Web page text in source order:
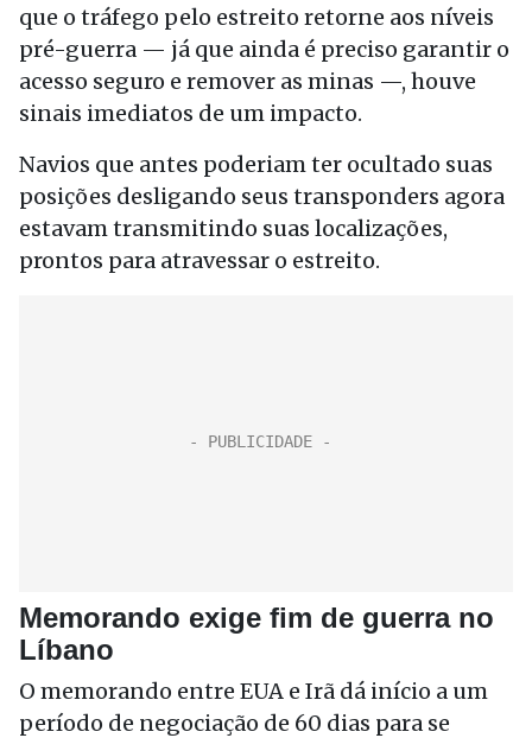
que o tráfego pelo estreito retorne aos níveis
pré-guerra — já que ainda é preciso garantir o
acesso seguro e remover as minas —, houve
sinais imediatos de um impacto.
Navios que antes poderiam ter ocultado suas
posições desligando seus transponders agora
estavam transmitindo suas localizações,
prontos para atravessar o estreito.
Memorando exige fim de guerra no
Líbano
O memorando entre EUA e Irã dá início a um
período de negociação de 60 dias para se